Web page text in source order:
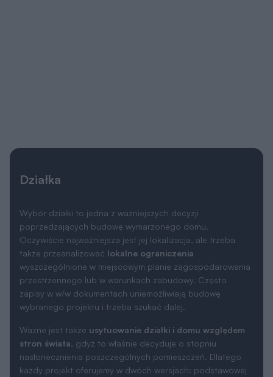
Działka
Wybór działki to jedna z ważniejszych decyzji
poprzedzających budowę wymarzonego domu.
Oczywiście najważniejsza jest jej lokalizacja, ale trzeba
także przeanalizować lokalne ograniczenia
wyszczególnione w miejscowym planie zagospodarowania
przestrzennego lub w warunkach zabudowy. Często
zapisy w w/w dokumentach uniemożliwiają budowę
wybranego projektu i trzeba szukać dalej.
Ważne jest także usytuowanie działki i domu względem
stron świata, gdyż to właśnie decyduje o stopniu
nasłonecznienia poszczególnych pomieszczeń. Dlatego
każdy projekt oferujemy w dwóch wersjach: podstawowej